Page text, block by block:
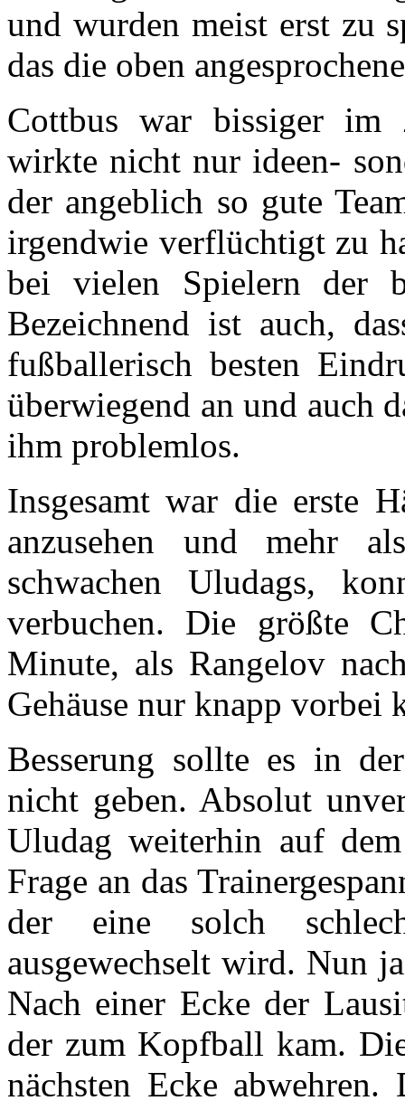
und wurden meist erst zu
das die oben
Cottbus war bissiger im
wirkte nicht nur ideen-
der angeblich so gute
irgendwie verflüchtigt zu
bei vielen Spielern der
Bezeichnend ist auch,
fußballerisch besten
überwiegend an und auch
ihm problemlos.
Insgesamt war die erste
anzusehen und mehr
schwachen Uludags,
verbuchen. Die größte
Minute, als Rangelov
Gehäuse nur knapp vorbei
Besserung sollte es in
nicht geben. Absolut
Uludag weiterhin auf
Frage an das
der eine solch
ausgewechselt wird. Nun
Nach einer Ecke der
der zum Kopfball kam.
nächsten Ecke